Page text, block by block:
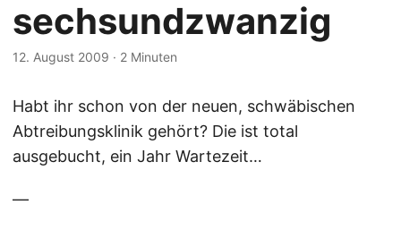
sechsundzwanzig
12. August 2009 · 2 Minuten
Habt ihr schon von der neuen, schwäbischen
Abtreibungsklinik gehört? Die ist total
ausgebucht, ein Jahr Wartezeit…
—